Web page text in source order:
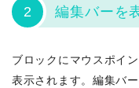
2 編集バーを
ブロックにマウスポイ
表示されます。編集バ